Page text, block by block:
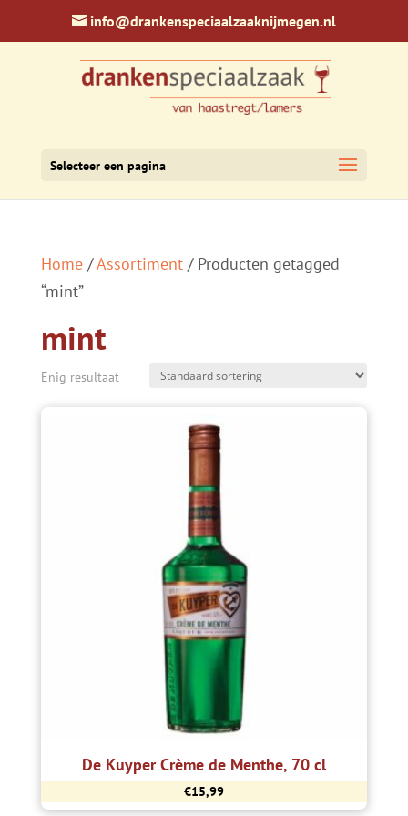
info@drankenspeciaalzaaknijmegen.nl
Selecteer een pagina
Home/Assortiment/ Producten getagged
“mint”
mint
Enig resultaat
De Kuyper Crème de Menthe, 70 cl
€15,99